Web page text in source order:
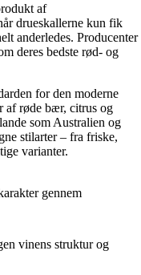
af
drueskallerne kun fik
anderledes. Producenter
deres bedste rød- og
for den moderne
af røde bær, citrus og
som Australien og
stilarter – fra friske,
varianter.
gennem
vinens struktur og